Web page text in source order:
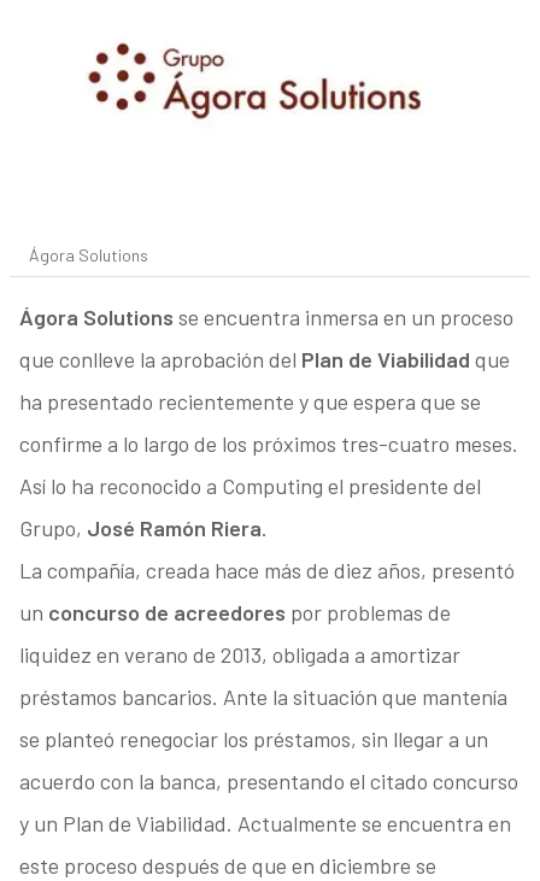
Ágora Solutions
Ágora Solutions se encuentra inmersa en un proceso
que conlleve la aprobación del Plan de Viabilidad que
ha presentado recientemente y que espera que se
confirme a lo largo de los próximos tres-cuatro meses.
Así lo ha reconocido a Computing el presidente del
Grupo, José Ramón Riera.
La compañía, creada hace más de diez años, presentó
un concurso de acreedores por problemas de
liquidez en verano de 2013, obligada a amortizar
préstamos bancarios. Ante la situación que mantenía
se planteó renegociar los préstamos, sin llegar a un
acuerdo con la banca, presentando el citado concurso
y un Plan de Viabilidad. Actualmente se encuentra en
este proceso después de que en diciembre se